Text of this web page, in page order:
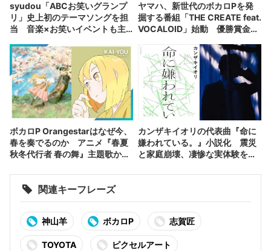
syudou「ABCお笑いグランプ
リ」史上初のテーマソングを担
当 音楽×お笑いイベントも主
ヤマハ、新世代のボカロPを発
掘する番組「THE CREATE feat.
VOCALOID」始動 優勝賞金
ボカロP Orangestarはなぜ今、
春を奏でるのか アニメ『春夏
秋冬代行者 春の舞』主題歌から
カンザキイオリの代表曲『命に
嫌われている。』小説化 震災
と家庭崩壊、凄惨な実体験を物
関連キーフレーズ
神山羊 ボカロP 志賀匠
TOYOTA ピクセルアート